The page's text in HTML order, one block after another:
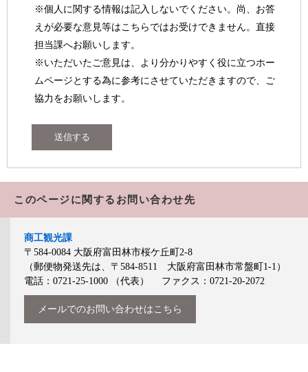
※個人に関する情報は記入しないでください。尚、お答
えが必要な意見等はこちらではお受けできません。直接
担当課へお願いします。
※いただいたご意見は、より分かりやすく役に立つホー
ムページとする為に参考にさせていただきますので、ご
協力をお願いします。
このページに関するお問い合わせ先
商工観光課
〒584-0084 大阪府富田林市桜ケ丘町2-8
（郵便物発送先は、〒584-8511 大阪府富田林市常盤町1-1）
電話：0721-25-1000
（代表） ファクス：0721-20-2072
メールでのお問い合わせはこちら